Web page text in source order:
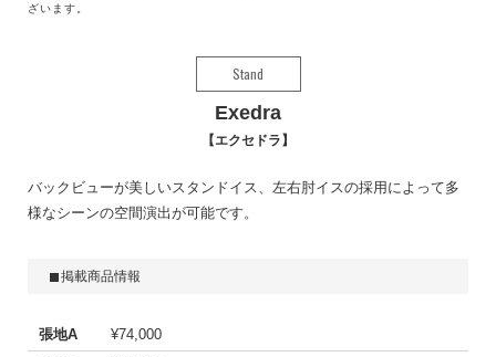
ざいます。
Stand
Exedra
エクセドラ
バックビューが美しいスタンドイス、左右肘イスの採用によって多
様なシーンの空間演出が可能です。
掲載商品情報
張地A
¥74,000